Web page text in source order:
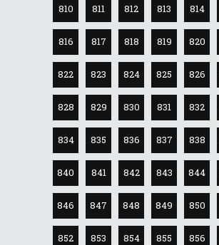
810 811 812 813 814
816 817 818 819 820
822 823 824 825 826
828 829 830 831 832
834 835 836 837 838
840 841 842 843 844
846 847 848 849 850
852 853 854 855 856